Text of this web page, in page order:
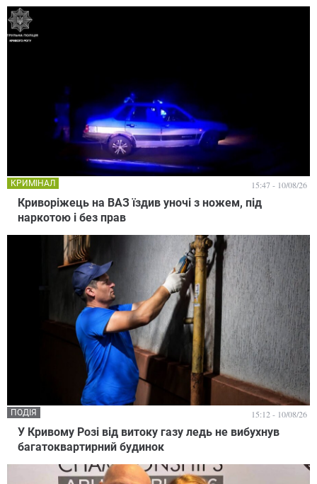
Криворіжець на ВАЗ їздив уночі з ножем, під
наркотою і без прав
КРИМІНАЛ 15:47 - 10/08/26
У Кривому Розі від витоку газу ледь не вибухнув
багатоквартирний будинок
ПОДІЯ 15:12 - 10/08/26